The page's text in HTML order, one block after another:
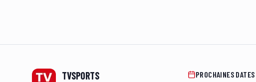
TVSPORTS PROCHAINES DATES